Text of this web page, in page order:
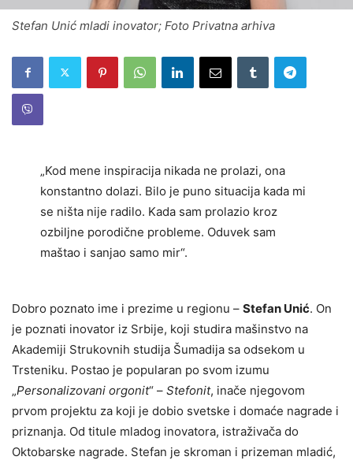
Stefan Unić mladi inovator; Foto Privatna arhiva
„Kod mene inspiracija nikada ne prolazi, ona
konstantno dolazi. Bilo je puno situacija kada mi
se ništa nije radilo. Kada sam prolazio kroz
ozbiljne porodične probleme. Oduvek sam
maštao i sanjao samo mir“.
Dobro poznato ime i prezime u regionu – Stefan Unić. On
je poznati inovator iz Srbije, koji studira mašinstvo na
Akademiji Strukovnih studija Šumadija sa odsekom u
Trsteniku. Postao je popularan po svom izumu
„Personalizovani orgonit“ – Stefonit, inače njegovom
prvom projektu za koji je dobio svetske i domaće nagrade i
priznanja. Od titule mladog inovatora, istraživača do
Oktobarske nagrade. Stefan je skroman i prizeman mladić,